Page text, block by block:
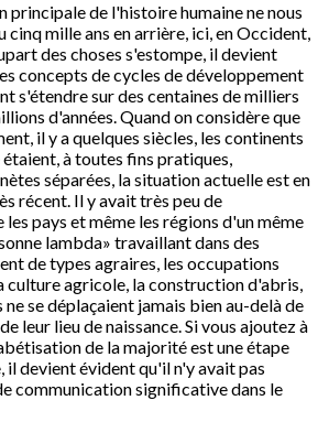
principale de l'histoire humaine ne nous
cinq mille ans en arrière, ici, en Occident,
des choses s'estompe, il devient
concepts de cycles de développement
s'étendre sur des centaines de milliers
d'années. Quand on considère que
il y a quelques siècles, les continents
à toutes fins pratiques,
séparées, la situation actuelle est en
récent. Il y avait très peu de
pays et même les régions d'un même
lambda» travaillant dans des
de types agraires, les occupations
culture agricole, la construction d'abris,
se déplaçaient jamais bien au-delà de
leur lieu de naissance. Si vous ajoutez à
de la majorité est une étape
devient évident qu'il n'y avait pas
communication significative dans le